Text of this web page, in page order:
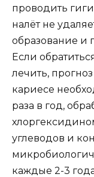
проводить
налёт не
образование и
Если
лечить,
кариесе
раза в год,
углеводов и
каждые 2-3